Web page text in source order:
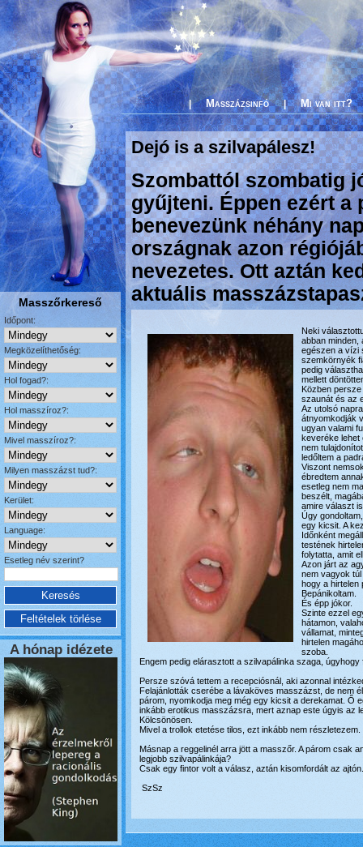
Masszőrkereső
Időpont:
Megközelíthetőség:
Hol fogad?:
Hol masszíroz?:
Mivel masszíroz?:
Milyen masszázst tud?:
Kerület:
Language:
Esetleg név szerint?
A hónap idézete
| Masszázsinfó | Mi van itt?
Dejó is a szilvapálesz!
Szombattól szombatig
gyűjteni. Éppen ezért a
benevezünk néhány
országnak azon
nevezetes. Ott aztán
aktuális
Neki
abban minden,
egészen a vízi
szemkörnyék
pedig
mellett
Közben
szaunát és az
Az utolsó
átnyomkodják
ugyan valami
keveréke lehet
nem
ledőltem a
Viszont
ébredtem
esetleg nem
beszélt,
amire választ
Úgy
egy kicsit. A
Időnként
testének
folytatta, amit
Azon járt az
nem vagyok
hogy a hirtelen
Bepánikoltam.
És épp jókor.
Szinte ezzel
hátamon,
vállamat,
hirtelen
szoba.
Engem pedig elárasztott a szilvapálinka szaga,
Persze szóvá tettem a recepciósnál, aki azonnal
Felajánlották cserébe a lávaköves masszázst, de nem
párom, nyomkodja meg még egy kicsit a derekamat. Ő
inkább erotikus masszázsra, mert aznap este úgyis az
Kölcsönösen.
Mivel a trollok etetése tilos, ezt inkább nem részletezem.
Másnap a reggelinél arra jött a masszőr. A párom csak
legjobb szilvapálinkája?
Csak egy fintor volt a válasz, aztán kisomfordált az ajtón.
SzSz